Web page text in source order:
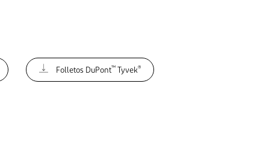
Folletos DuPont™ Tyvek®